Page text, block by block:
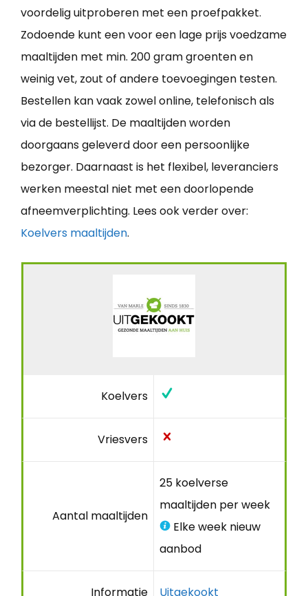
voordelig uitproberen met een proefpakket.
Zodoende kunt een voor een lage prijs voedzame
maaltijden met min. 200 gram groenten en
weinig vet, zout of andere toevoegingen testen.
Bestellen kan vaak zowel online, telefonisch als
via de bestellijst. De maaltijden worden
doorgaans geleverd door een persoonlijke
bezorger. Daarnaast is het flexibel, leveranciers
werken meestal niet met een doorlopende
afneemverplichting. Lees ook verder over:
Koelvers maaltijden.
Koelvers
Vriesvers
Aantal maaltijden
25 koelverse
maaltijden per week
Elke week nieuw
aanbod
Informatie Uitgekookt